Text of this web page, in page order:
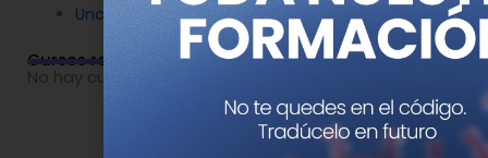
Uncategorized
Cursos relacionados
No hay cursos relacionados o imágenes disponibles.